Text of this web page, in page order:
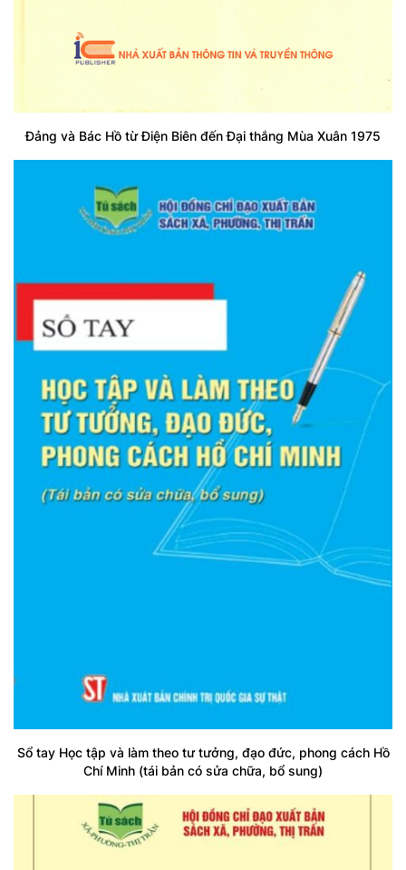
Đảng và Bác Hồ từ Điện Biên đến Đại thắng Mùa Xuân 1975
Sổ tay Học tập và làm theo tư tưởng, đạo đức, phong cách Hồ
Chí Minh (tái bản có sửa chữa, bổ sung)